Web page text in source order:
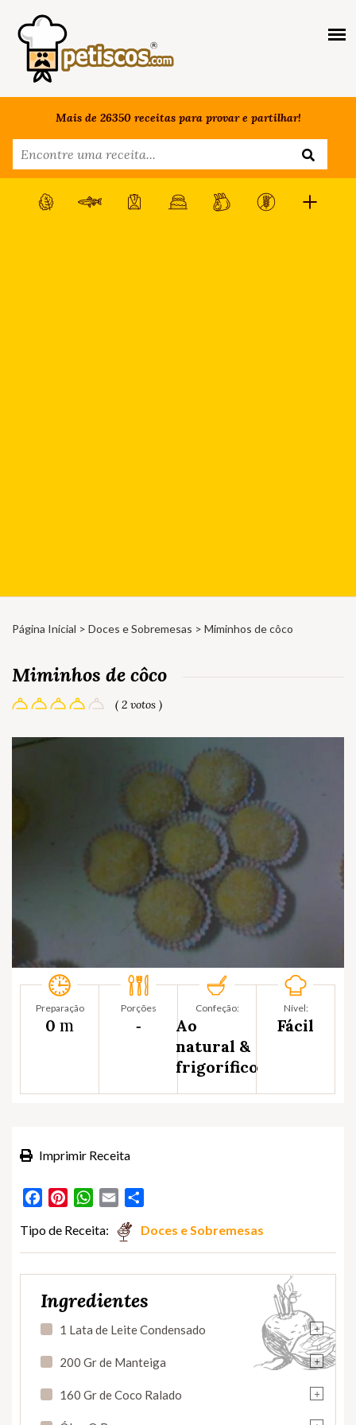
Mais de 26350 receitas para provar e partilhar!
Página Inicial > Doces e Sobremesas > Miminhos de côco
Miminhos de côco
( 2 votos )
Preparação
0 m
Porções
‐
Confeção:
Ao
natural &
frigorífico
Nível:
Fácil
Imprimir Receita
FacebookPinterestWhatsApp
Email
Tipo de Receita: Doces e Sobremesas
Ingredientes
+
1 Lata de Leite Condensado
+
200 Gr de Manteiga
+
160 Gr de Coco Ralado